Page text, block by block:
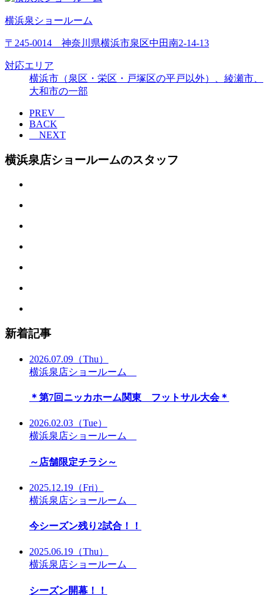
横浜泉ショールーム
〒245-0014 神奈川県横浜市泉区中田南2-14-13
対応エリア
横浜市（泉区・栄区・戸塚区の平戸以外）、綾瀬市、
大和市の一部
PREV
BACK
NEXT
横浜泉店ショールームのスタッフ
新着記事
2026.07.09 （Thu）
横浜泉店ショールーム
＊第7回ニッカホーム関東 フットサル大会＊
2026.02.03 （Tue）
横浜泉店ショールーム
～店舗限定チラシ～
2025.12.19 （Fri）
横浜泉店ショールーム
今シーズン残り2試合！！
2025.06.19 （Thu）
横浜泉店ショールーム
シーズン開幕！！